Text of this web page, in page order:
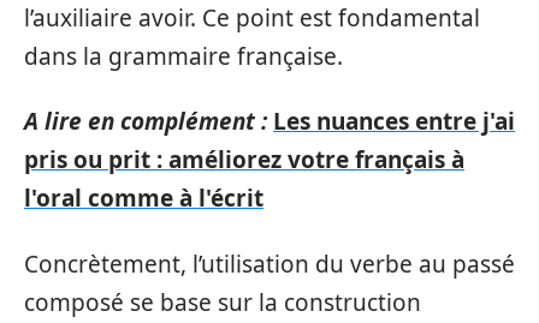
l’auxiliaire avoir. Ce point est fondamental
dans la grammaire française.
A lire en complément : Les nuances entre j'ai
pris ou prit : améliorez votre français à
l'oral comme à l'écrit
Concrètement, l’utilisation du verbe au passé
composé se base sur la construction